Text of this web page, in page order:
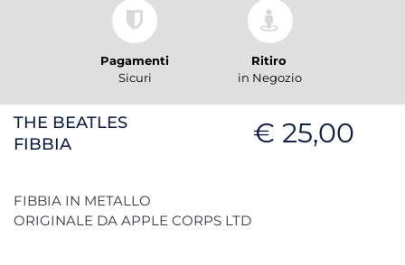
Pagamenti
Sicuri
Ritiro
in Negozio
THE BEATLES
FIBBIA
€ 25,00
FIBBIA IN METALLO
ORIGINALE DA APPLE CORPS LTD